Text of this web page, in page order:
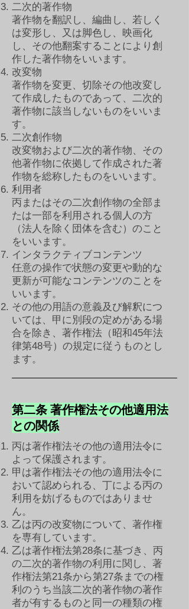
二次的著作物
​著作物を翻訳し、編曲し、若しく
は変形し、又は脚色し、映画化
し、その他翻案することにより創
作した著作物をいいます。
改変物
著作物を変更、切除その他改変し
て作成したものであって、二次的
著作物に該当しないものをいいま
す。
二次創作物
改変物および二次的著作物、その
他著作物に依拠して作成された著
作物を総称したものをいいます。
利用者
丙またはその二次創作物の全部ま
たは一部を利用される個人の方
（法人を除く団体を含む）のこと
をいいます。
インタラクティブコンテンツ
任意の操作で状態の変更や動的な
更新が可能なコンテンツのことを
いいます。
その他の用語の意義及び解釈につ
いては、甲に別段の定めがある場
合を除き、著作権法（昭和45年法
律第48号）の規定に従うものとし
ます。
第二条 著作権法その他適用法
との関係
丙は著作権法その他の適用法令に
よって保護されます。
甲は著作権法その他の適用法令に
おいて認められる、丁による丙の
利用を妨げるものではありませ
ん。
乙は丙の改変物について、著作権
を専有しています。
乙は著作権法第28条に基づき、丙
の二次的著作物の利用に関し、著
作権法第21条から第27条までの権
利のうち当該二次的著作物の著作
者が有するものと同一の種類の権